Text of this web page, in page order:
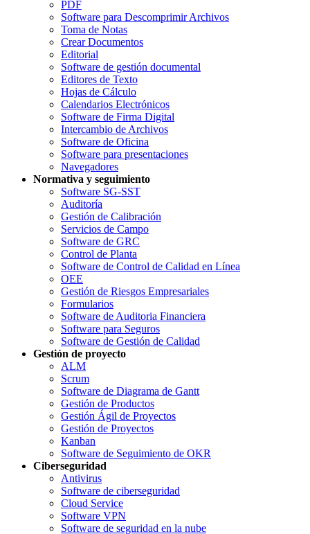
PDF
Software para Descomprimir Archivos
Toma de Notas
Crear Documentos
Editorial
Software de gestión documental
Editores de Texto
Hojas de Cálculo
Calendarios Electrónicos
Software de Firma Digital
Intercambio de Archivos
Software de Oficina
Software para presentaciones
Navegadores
Normativa y seguimiento
Software SG-SST
Auditoría
Gestión de Calibración
Servicios de Campo
Software de GRC
Control de Planta
Software de Control de Calidad en Línea
OEE
Gestión de Riesgos Empresariales
Formularios
Software de Auditoria Financiera
Software para Seguros
Software de Gestión de Calidad
Gestión de proyecto
ALM
Scrum
Software de Diagrama de Gantt
Gestión de Productos
Gestión Ágil de Proyectos
Gestión de Proyectos
Kanban
Software de Seguimiento de OKR
Ciberseguridad
Antivirus
Software de ciberseguridad
Cloud Service
Software VPN
Software de seguridad en la nube